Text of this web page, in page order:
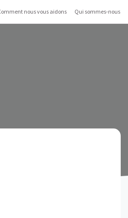
nous vous aidons Qui sommes-nous